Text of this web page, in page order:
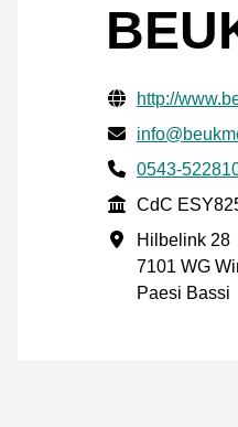
Informazioni di
Website URL
http://
Mail
Phone
0543-
CdC
CdC
Indirizzo
Hilbelink 28
7101 WG
Paesi Bassi